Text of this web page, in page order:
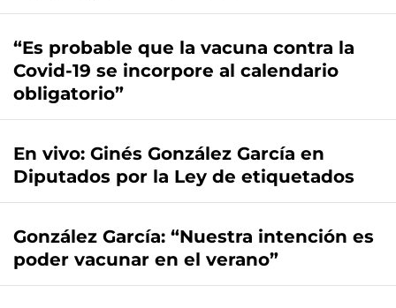
“Es probable que la vacuna contra la
Covid-19 se incorpore al calendario
obligatorio”
En vivo: Ginés González García en
Diputados por la Ley de etiquetados
González García: “Nuestra intención es
poder vacunar en el verano”